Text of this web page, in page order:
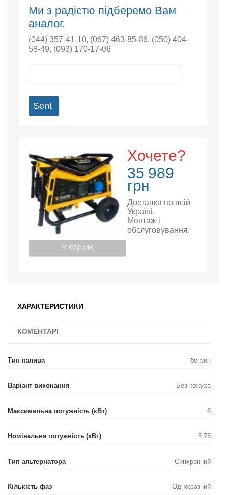
Ми з радістю підберемо Вам
аналог.
(044) 357-41-10, (067) 463-85-86, (050) 404-
58-49, (093) 170-17-06
Sent
Хочете?
35 989
грн
Доставка по всій
Україні.
Монтаж і
обслуговування.
У КОШИК
ХАРАКТЕРИСТИКИ
КОМЕНТАРІ
Тип палива бензин
Варіант виконання Без кожуха
Максимальна потужність (кВт) 6
Номінальна потужність (кВт) 5.76
Тип альтернатора Синхронний
Кількість фаз Однофазний